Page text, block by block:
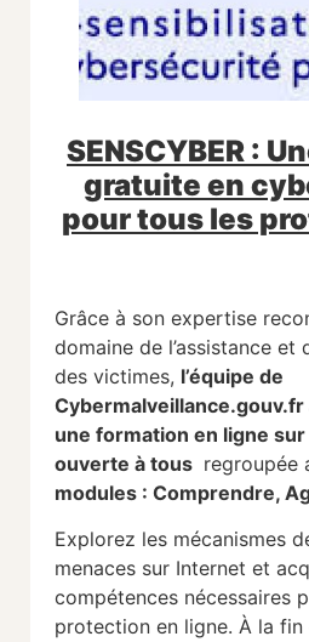
SENSCYBER :
gratuite en
pour tous les
Grâce à son expertise
domaine de l’assistance et
des victimes, l’équipe de
Cybermalveillance.gouv.fr
une formation en ligne
ouverte à tous regroupée
modules : Comprendre,
Explorez les mécanismes
menaces sur Internet et
compétences nécessaires
protection en ligne. À la